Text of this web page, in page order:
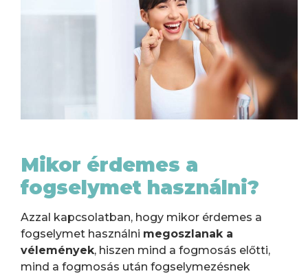
Mikor érdemes a
fogselymet használni?
Azzal kapcsolatban, hogy mikor érdemes a
fogselymet használni megoszlanak a
vélemények, hiszen mind a fogmosás előtti,
mind a fogmosás után fogselymezésnek